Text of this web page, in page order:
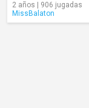
2 años | 906 jugadas
MissBalaton